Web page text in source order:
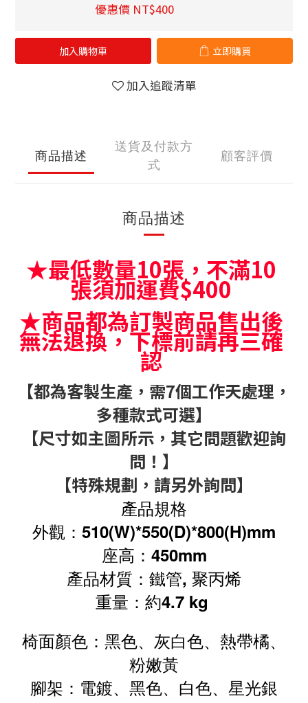
優惠價 NT$400
加入購物車 立即購買
加入追蹤清單
商品描述
送貨及付款方
式
顧客評價
商品描述
★最低數量10張，不滿10
張須加運費$400
★商品都為訂製商品售出後
無法退換，下標前請再三確
認
【都為客製生產，需7個工作天處理，
多種款式可選】
【尺寸如主圖所示，其它問題歡迎詢
問！】
【特殊規劃，請另外詢問】
產品規格
外觀：510(W)*550(D)*800(H)mm
座高：450mm
產品材質： 鐵管, 聚丙烯
重量：約4.7 kg
椅面顏色：黑色、灰白色、熱帶橘、
粉嫩黃
腳架：電鍍、黑色、白色、星光銀